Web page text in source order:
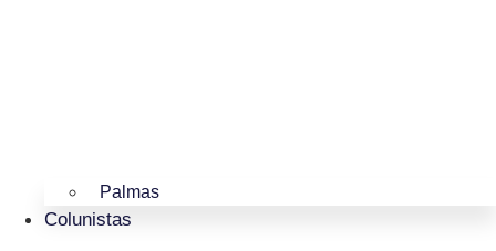
Palmas
Colunistas